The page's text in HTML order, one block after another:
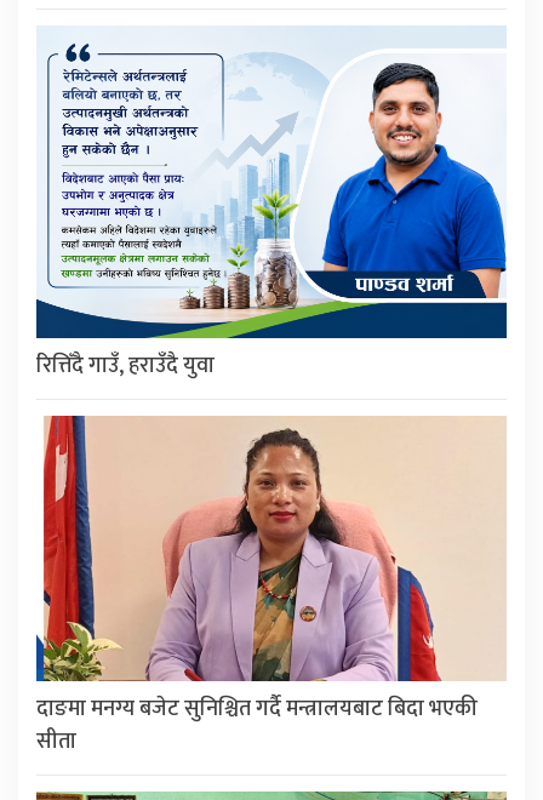
रित्तिँदै गाउँ, हराउँदै युवा
दाङमा मनग्य बजेट सुनिश्चित गर्दै मन्त्रालयबाट बिदा भएकी
सीता